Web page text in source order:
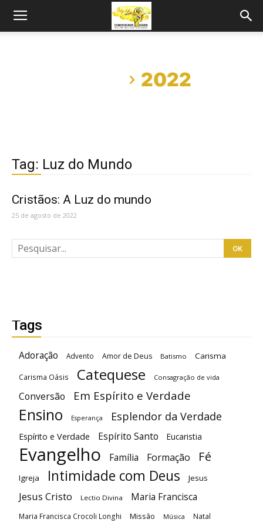
2022
Tag: Luz do Mundo
Cristãos: A Luz do mundo
25 de agosto de 2022
Tags
Adoração Advento Amor de Deus Batismo Carisma
Carisma Oásis Catequese Consagração de vida
Conversão Em Espírito e Verdade
Ensino Esperança Esplendor da Verdade
Espírito e Verdade Espírito Santo Eucaristia
Evangelho Família Formação Fé
Igreja Intimidade com Deus Jesus
Jesus Cristo Lectio Divina Maria Francisca
Maria Francisca Crocoli Longhi Missão Música Natal